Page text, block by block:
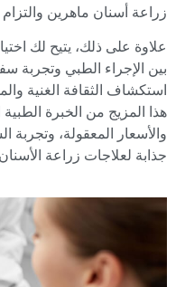
زراعة أسنان ماهرين والتزام
علاوة على ذلك، يتيح لك
بين الإجراء الطبي وتجربة
استكشاف الثقافة الغنية
هذا المزيج من الخبرة
والأسعار المعقولة،
جذابة لعلاجات زراعة